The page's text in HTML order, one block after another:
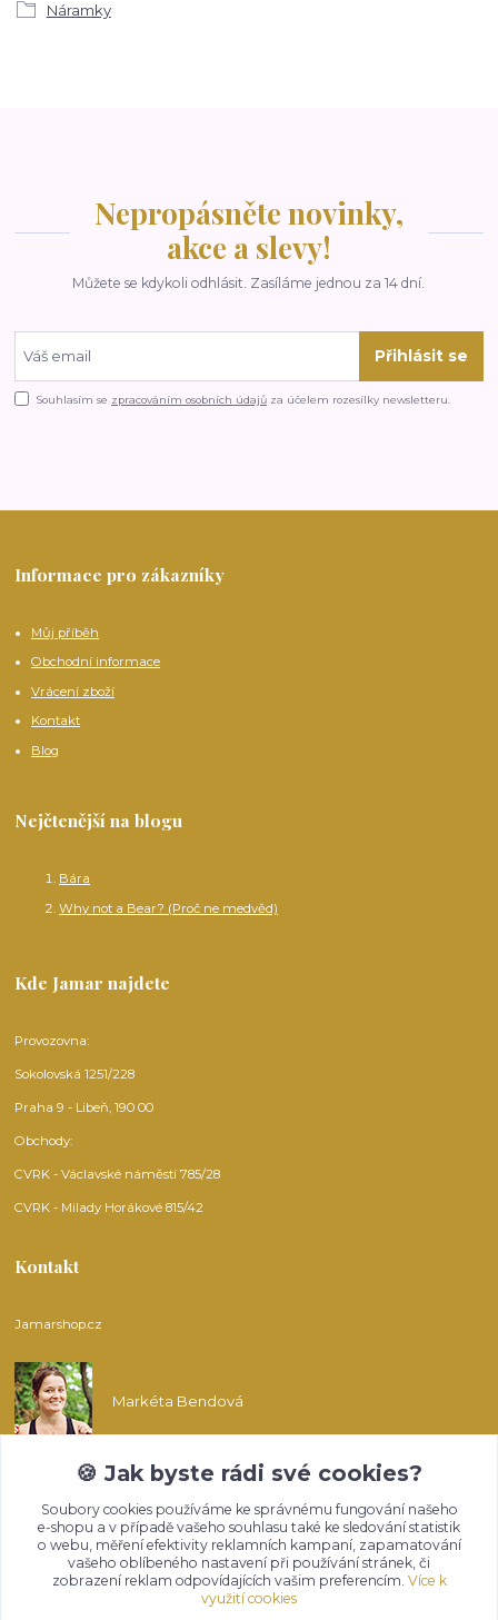
Náramky
Nepropásněte novinky,
akce a slevy!
Můžete se kdykoli odhlásit. Zasíláme jednou za 14 dní.
Přihlásit se
Souhlasím se zpracováním osobních údajů za účelem rozesílky newsletteru.
Informace pro zákazníky
Můj příběh
Obchodní informace
Vrácení zboží
Kontakt
Blog
Nejčtenější na blogu
Bára
Why not a Bear? (Proč ne medvěd)
Kde Jamar najdete
Provozovna:
Sokolovská 1251/228
Praha 9 - Libeň, 190 00
Obchody:
CVRK - Václavské náměstí 785/28
CVRK - Milady Horákové 815/42
Kontakt
Jamarshop.cz
Markéta Bendová
info@jamarshop.cz
🍪 Jak byste rádi své cookies?
Soubory cookies používáme ke správnému fungování našeho
e-shopu a v případě vašeho souhlasu také ke sledování statistik
o webu, měření efektivity reklamních kampaní, zapamatování
vašeho oblíbeného nastavení při používání stránek, či
zobrazení reklam odpovídajících vašim preferencím. Více k
využití cookies